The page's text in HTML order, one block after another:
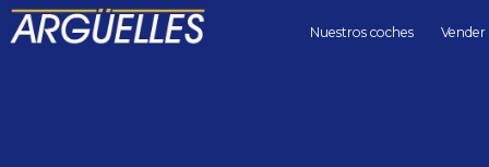
Nuestros coches